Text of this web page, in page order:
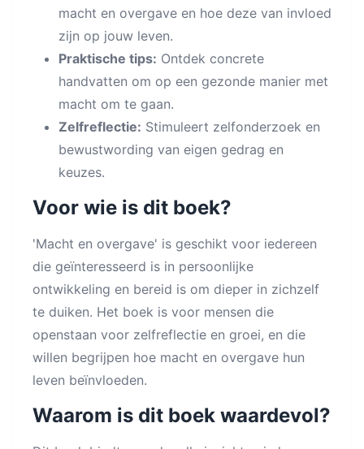
macht en overgave en hoe deze van invloed
zijn op jouw leven.
Praktische tips: Ontdek concrete
handvatten om op een gezonde manier met
macht om te gaan.
Zelfreflectie: Stimuleert zelfonderzoek en
bewustwording van eigen gedrag en
keuzes.
Voor wie is dit boek?
'Macht en overgave' is geschikt voor iedereen
die geïnteresseerd is in persoonlijke
ontwikkeling en bereid is om dieper in zichzelf
te duiken. Het boek is voor mensen die
openstaan voor zelfreflectie en groei, en die
willen begrijpen hoe macht en overgave hun
leven beïnvloeden.
Waarom is dit boek waardevol?